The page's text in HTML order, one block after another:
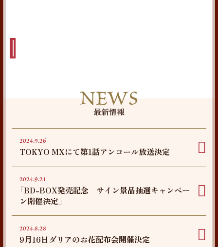
NEWS
最新情報
2024.9.26
TOKYO MXにて第1話アンコール放送決定
2024.9.21
「BD-BOX発売記念 サイン景品抽選キャンペー
ン開催決定」
2024.8.28
9月16日ダリアのお花配布会開催決定